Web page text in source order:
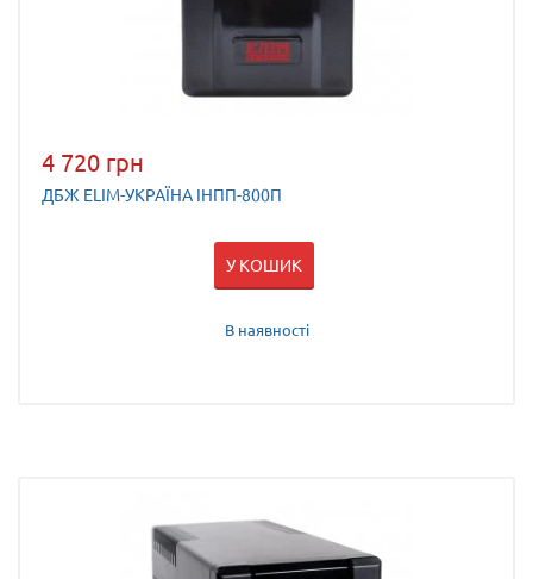
4 720 грн
ДБЖ ELIM-УКРАЇНА ІНПП-800П
У КОШИК
В наявності